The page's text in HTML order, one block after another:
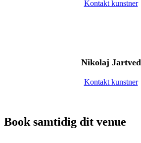
Kontakt kunstner
Nikolaj Jartved
Kontakt kunstner
Book samtidig dit venue